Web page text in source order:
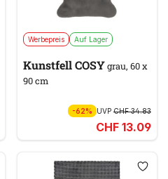
Werbepreis Auf Lager
Kunstfell COSYgrau, 60 x
90 cm
-62% UVPCHF 34.83
CHF 13.09